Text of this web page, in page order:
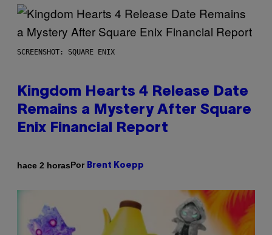
SCREENSHOT: SQUARE ENIX
Kingdom Hearts 4 Release Date
Remains a Mystery After Square
Enix Financial Report
hace 2 horasPor Brent Koepp